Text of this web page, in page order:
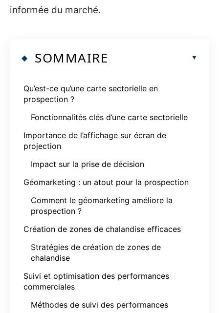
informée du marché.
SOMMAIRE
Qu’est-ce qu’une carte sectorielle en
prospection ?
Fonctionnalités clés d’une carte sectorielle
Importance de l’affichage sur écran de
projection
Impact sur la prise de décision
Géomarketing : un atout pour la prospection
Comment le géomarketing améliore la
prospection ?
Création de zones de chalandise efficaces
Stratégies de création de zones de
chalandise
Suivi et optimisation des performances
commerciales
Méthodes de suivi des performances